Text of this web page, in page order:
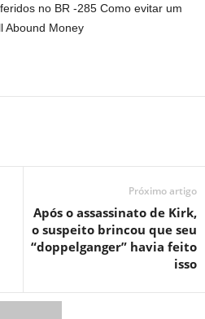
no BR -285 Como evitar um
Abound Money
Próximo artigo
Após o assassinato de Kirk,
o suspeito brincou que seu
“doppelganger” havia feito
isso